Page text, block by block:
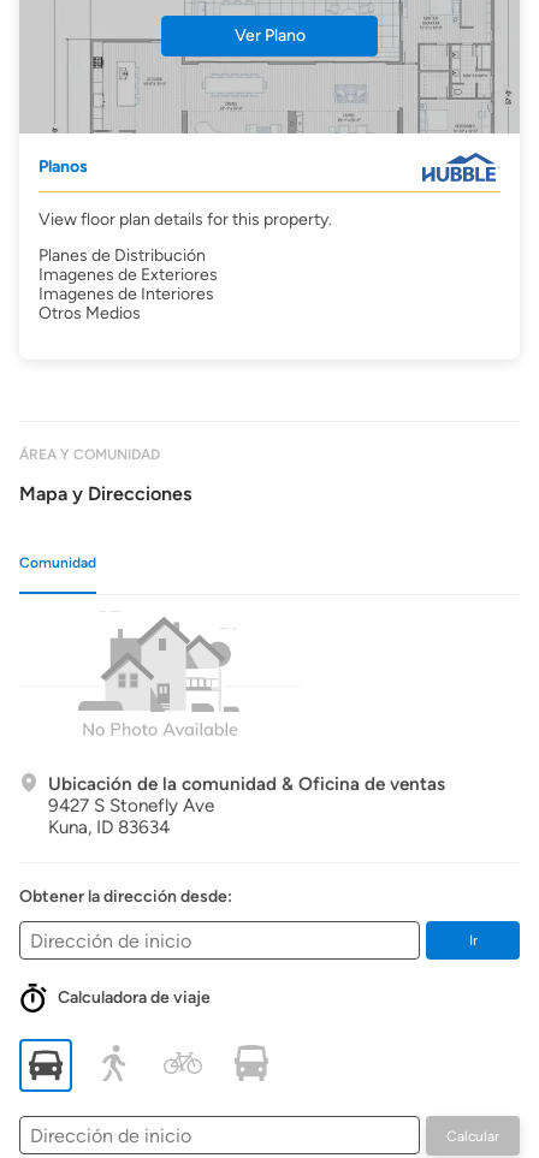
Ver Plano
Planos
View floor plan details for this property.
Planes de Distribución
Imagenes de Exteriores
Imagenes de Interiores
Otros Medios
ÁREA Y COMUNIDAD
Mapa y Direcciones
Comunidad
Ubicación de la comunidad & Oficina de ventas
9427 S Stonefly Ave
Kuna, ID 83634
Obtener la dirección desde:
Ir
Calculadora de viaje
Dirección
de
Calcular